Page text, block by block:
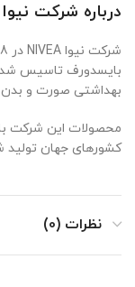
درباره شرکت نیوا nivea
بایسدورف تاسیس شد
بهداشتی صورت و بدن
محصولات این شرکت
کشورهای جهان تولید شده و به
نظرات (0)